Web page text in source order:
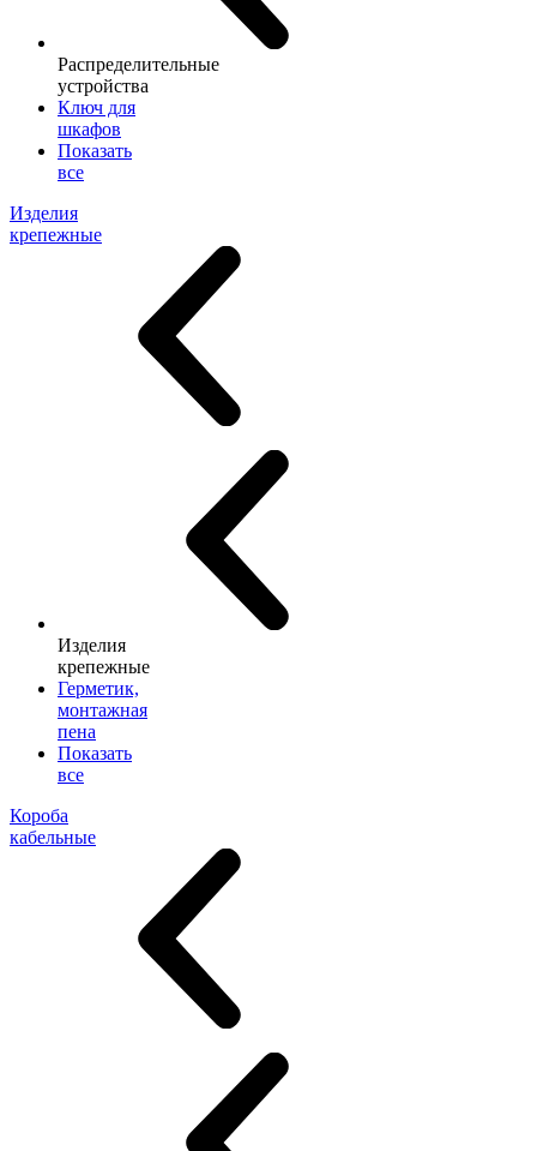
Распределительные
устройства
Ключ для
шкафов
Показать
все
Изделия
крепежные
Изделия
крепежные
Герметик,
монтажная
пена
Показать
все
Короба
кабельные